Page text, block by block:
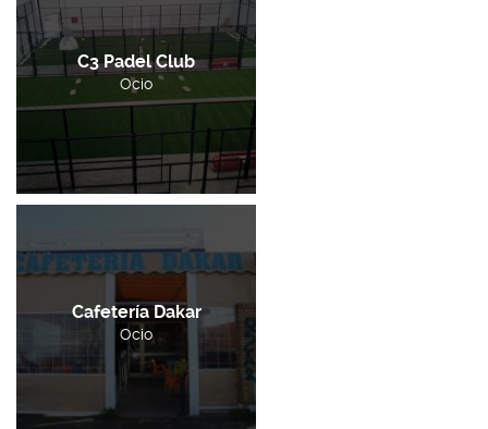
C3 Padel Club
Ocio
Cafetería Dakar
Ocio